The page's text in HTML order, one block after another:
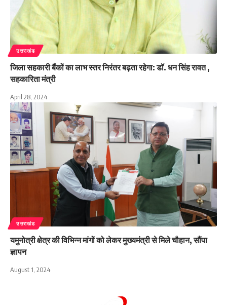
उत्तराखंड
जिला सहकारी बैंकों का लाभ स्तर निरंतर बढ़ता रहेगा: डॉ. धन सिंह रावत ,
सहकारिता मंत्री
April 28, 2024
उत्तराखंड
यमुनोत्री क्षेत्र की विभिन्न मांगों को लेकर मुख्यमंत्री से मिले चौहान, सौंपा
ज्ञापन
August 1, 2024